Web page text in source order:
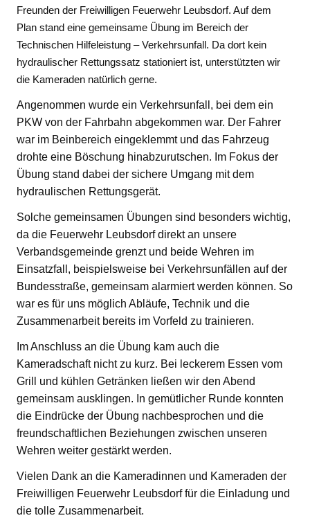
Freunden der Freiwilligen Feuerwehr Leubsdorf. Auf dem
Plan stand eine gemeinsame Übung im Bereich der
Technischen Hilfeleistung – Verkehrsunfall. Da dort kein
hydraulischer Rettungssatz stationiert ist, unterstützten wir
die Kameraden natürlich gerne.
Angenommen wurde ein Verkehrsunfall, bei dem ein
PKW von der Fahrbahn abgekommen war. Der Fahrer
war im Beinbereich eingeklemmt und das Fahrzeug
drohte eine Böschung hinabzurutschen. Im Fokus der
Übung stand dabei der sichere Umgang mit dem
hydraulischen Rettungsgerät.
Solche gemeinsamen Übungen sind besonders wichtig,
da die Feuerwehr Leubsdorf direkt an unsere
Verbandsgemeinde grenzt und beide Wehren im
Einsatzfall, beispielsweise bei Verkehrsunfällen auf der
Bundesstraße, gemeinsam alarmiert werden können. So
war es für uns möglich Abläufe, Technik und die
Zusammenarbeit bereits im Vorfeld zu trainieren.
Im Anschluss an die Übung kam auch die
Kameradschaft nicht zu kurz. Bei leckerem Essen vom
Grill und kühlen Getränken ließen wir den Abend
gemeinsam ausklingen. In gemütlicher Runde konnten
die Eindrücke der Übung nachbesprochen und die
freundschaftlichen Beziehungen zwischen unseren
Wehren weiter gestärkt werden.
Vielen Dank an die Kameradinnen und Kameraden der
Freiwilligen Feuerwehr Leubsdorf für die Einladung und
die tolle Zusammenarbeit.